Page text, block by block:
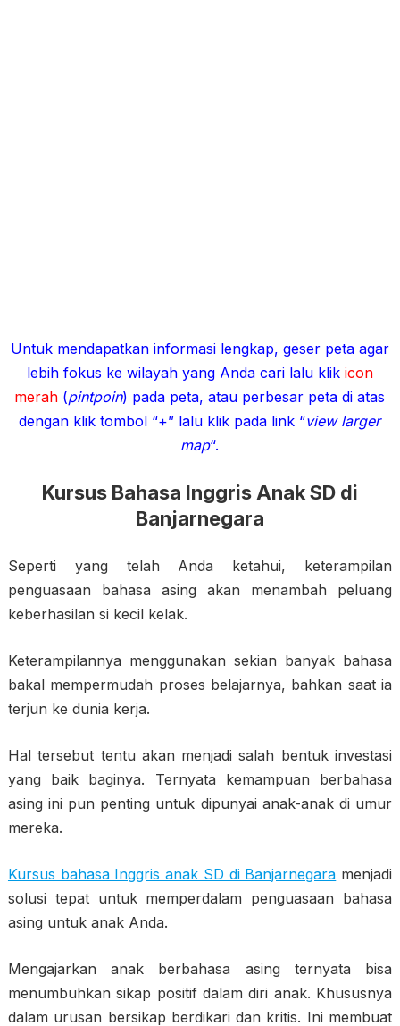
Untuk mendapatkan informasi lengkap, geser peta agar
lebih fokus ke wilayah yang Anda cari lalu klik icon
merah (pintpoin) pada peta, atau perbesar peta di atas
dengan klik tombol “+” lalu klik pada link “view larger
map“.
Kursus Bahasa Inggris Anak SD di
Banjarnegara
Seperti yang telah Anda ketahui, keterampilan
penguasaan bahasa asing akan menambah peluang
keberhasilan si kecil kelak.
Keterampilannya menggunakan sekian banyak bahasa
bakal mempermudah proses belajarnya, bahkan saat ia
terjun ke dunia kerja.
Hal tersebut tentu akan menjadi salah bentuk investasi
yang baik baginya. Ternyata kemampuan berbahasa
asing ini pun penting untuk dipunyai anak-anak di umur
mereka.
Kursus bahasa Inggris anak SD di Banjarnegara menjadi
solusi tepat untuk memperdalam penguasaan bahasa
asing untuk anak Anda.
Mengajarkan anak berbahasa asing ternyata bisa
menumbuhkan sikap positif dalam diri anak. Khususnya
dalam urusan bersikap berdikari dan kritis. Ini membuat